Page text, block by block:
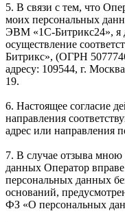
5. В связи с тем, что
моих персональных
ЭВМ «1С-Битрикс24», я
осуществление
Битрикс», (ОГРН
адресу: 109544, г.
19.
6. Настоящее согласие
направления
адрес или направления
7. В случае отзыва мною
данных Оператор
персональных данных
оснований,
ФЗ «О персональных